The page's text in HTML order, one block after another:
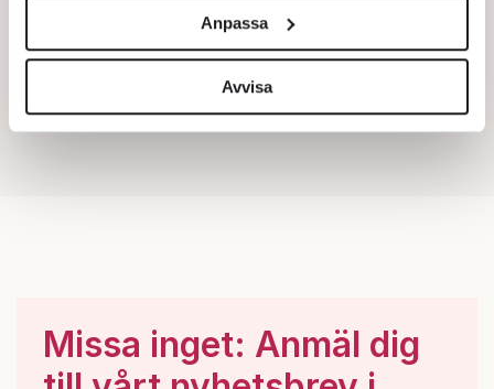
för sociala medier och analysera vår trafik. Vi
vidarebefordrar även sådana identifierare och annan
information från din enhet till de sociala medier och
annons- och analysföretag som vi samarbetar med.
Anpassa
Avvisa
Missa inget: Anmäl dig